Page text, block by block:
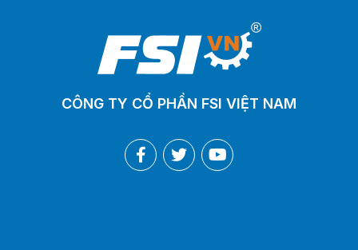
CÔNG TY CỔ PHẦN FSI VIỆT NAM